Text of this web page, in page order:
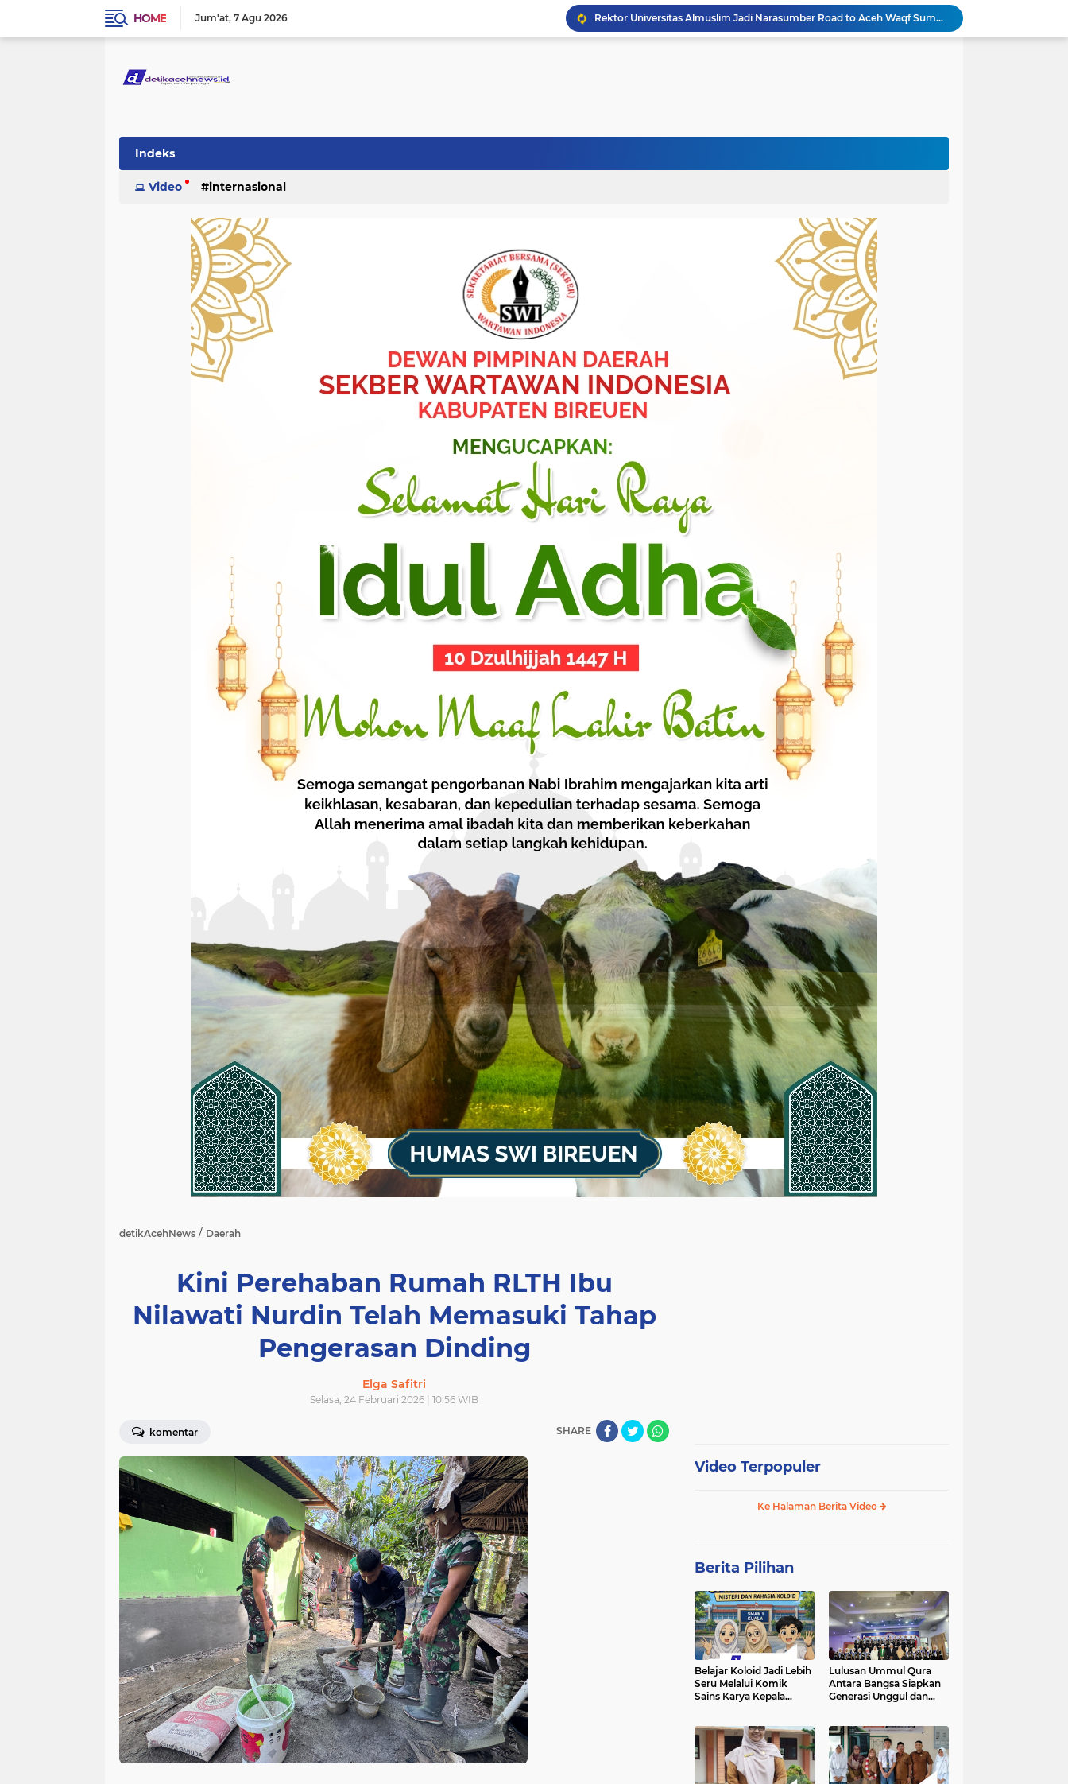
HOME Jum'at 7 Agu 2026
Rektor Universitas Almuslim Jadi Narasumber Road to Aceh Waqf Summit, Paparkan Praktik Baik Kampus Wakaf
Politisi Senior PPP Abdullah Amin Resmi Bergabung dengan PKS Bireuen
Wapres Gibran Tinjau Hasil Revitalisasi UPTD SDN 7 Jangka, Pastikan Pemulihan Pendidikan Pascabencana Berjalan Optimal
Indeks
Video internasional
detikAcehNews / Daerah
Kini Perehaban Rumah RLTH Ibu
Nilawati Nurdin Telah Memasuki Tahap
Pengerasan Dinding
Elga Safitri
Selasa, 24 Februari 2026 | 10:56 WIB
komentar SHARE
Video Terpopuler
Ke Halaman Berita Video
Berita Pilihan
Belajar Koloid Jadi Lebih
Seru Melalui Komik
Sains Karya Kepala
Lulusan Ummul Qura
Antara Bangsa Siapkan
Generasi Unggul dan